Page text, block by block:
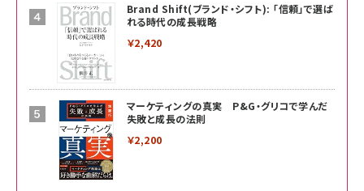
Brand Shift(ブランド・シフト): 「信頼」で選ば
れる時代の成長戦略
￥2,420
マーケティングの真実 P&G・グリコで学んだ
失敗と成長の法則
￥2,200